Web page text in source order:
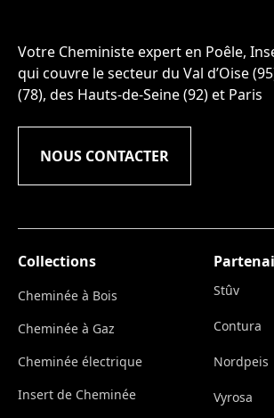
Votre Cheministe expert en Poêle,
qui couvre le secteur du Val d’Oise
(78), des Hauts-de-Seine (92) et Paris
NOUS CONTACTER
Collections
Cheminée à Bois
Cheminée à Gaz
Cheminée électrique
Insert de Cheminée
Stûv
Contura
Nordpeis
Vyrosa